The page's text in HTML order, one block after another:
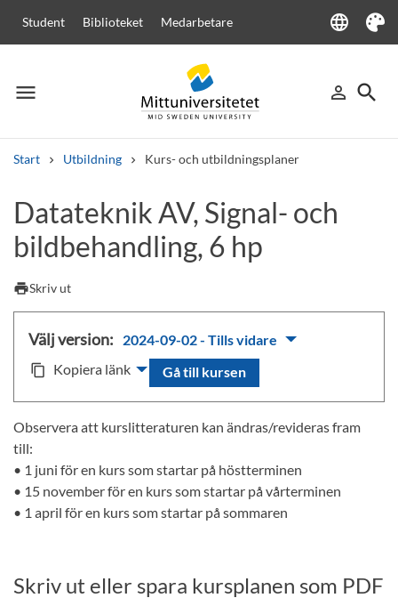
Student Biblioteket Medarbetare language
Language
Tema
menu
Meny person_outline
Logga in
search
Sök
Start Utbildning Kurs- och utbildningsplaner
Andra söktjänster
Kurser och program KursplanerVälkomstbrev
Datateknik AV, Signal- och
bildbehandling, 6 hp
printSkriv ut
Välj version: 2024-09-02 - Tills vidare
content_copy Kopiera länk Gå till kursen
Observera att kurslitteraturen kan ändras/revideras fram
till:
• 1 juni för en kurs som startar på höstterminen
• 15 november för en kurs som startar på vårterminen
• 1 april för en kurs som startar på sommaren
Skriv ut eller spara kursplanen som PDF